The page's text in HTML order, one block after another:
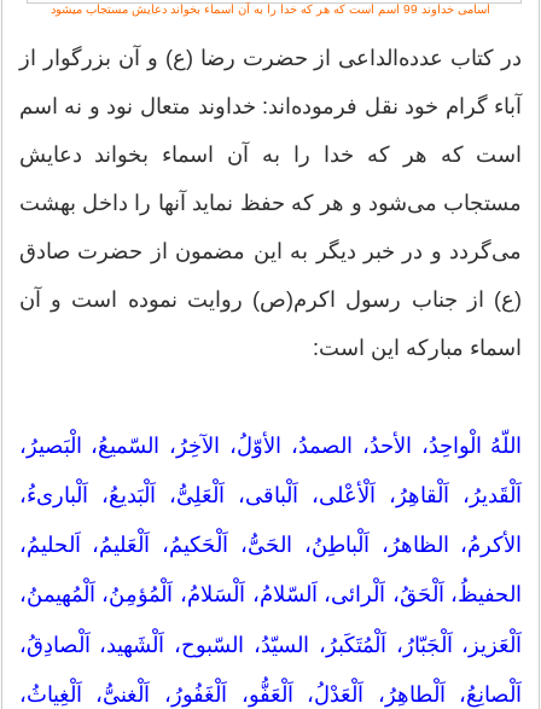
اسامی خداوند 99 اسم است که هر که خدا را به آن اسماء بخواند دعایش مستجاب میشود
در کتاب عدده‌الداعی از حضرت رضا (ع) و آن بزرگوار از
آباء گرام خود نقل فرموده‌اند: خداوند متعال نود و نه اسم
است که هر که خدا را به آن اسماء بخواند دعایش
مستجاب می‌شود و هر که حفظ نماید آنها را داخل بهشت
می‌گردد و در خبر دیگر به این مضمون از حضرت صادق
(ع) از جناب رسول اکرم(ص) روایت نموده است و آن
اسماء مبارکه این است:
اللّهُ الْواحِدُ، الأحدُ، الصمدُ، الأوّلُ، الآخِرُ، السّمیعُ، الْبَصیرُ،
اَلْقَدیرُ، اَلْقاهِرُ، اَلْأعْلی، اَلْباقی، اَلْعَلِیُّ، اَلْبَدیعُ، اَلْباریءُ،
الأکرمُ، الظاهرُ، اَلْباطِنُ، الحَیُّ، اَلْحَکیمُ، اَلْعَلیمُ، اَلحلیمُ،
الحفیظُ، اَلْحَقُ، اَلْرائی، اَلسّلامُ، اَلْسَلامُ، اَلْمُؤمِنُ، اَلْمُهیمنُ،
اَلْعَزیز، اَلْجَبّارُ، اَلْمُتَکَبرُ، السیّدُ، السّبوح، اَلْشَهید، اَلْصادِقُ،
اَلْصانِعُ، اَلْطاهِرُ، اَلْعَدْلُ، اَلْعَفُّو، اَلْغَفُورُ، اَلْغنیُّ، اَلْغِیاثُ،